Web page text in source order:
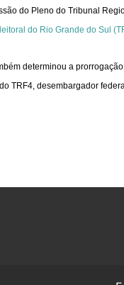
do Pleno do Tribunal
do Rio Grande do Sul
determinou a
TRF4, desembargador